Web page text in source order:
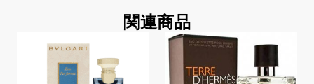
関連商品